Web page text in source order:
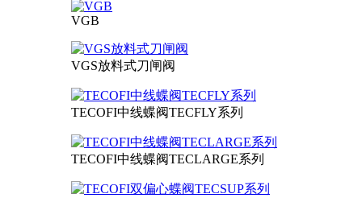
VGB
VGS放料式刀闸阀
TECOFI中线蝶阀TECFLY系列
TECOFI中线蝶阀TECLARGE系列